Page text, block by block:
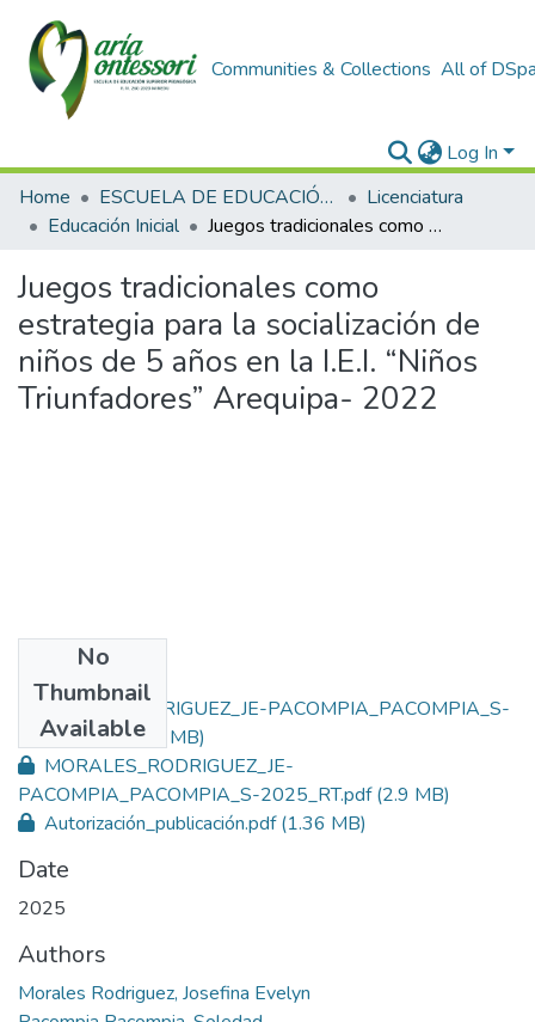
Communities & Collections All of
Log In
Home
ESCUELA DE EDUCACIÓN SUPERIOR PEDAGÓGICA
Licenciatura
Educación Inicial
Juegos tradicionales como estrategia para la socialización de niños de 5 años en la I.E.I. “Niños Triunfadores” Arequipa- 2022
Juegos tradicionales como
estrategia para la socialización de
niños de 5 años en la I.E.I. “Niños
Triunfadores” Arequipa- 2022
No
Thumbnail
Available
MORALES_RODRIGUEZ_JE-PACOMPIA_PACOMPIA_S-
2025_T.pdf(2.61 MB)
MORALES_RODRIGUEZ_JE-
PACOMPIA_PACOMPIA_S-2025_RT.pdf(2.9 MB)
Autorización_publicación.pdf(1.36 MB)
Date
2025
Authors
Morales Rodriguez, Josefina Evelyn